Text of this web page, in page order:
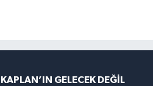
KAPLAN’IN GELECEK DEĞİL